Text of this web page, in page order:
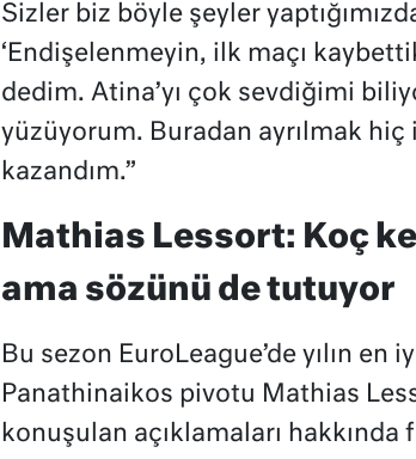
Sizler biz böyle şeyler
‘Endişelenmeyin, ilk maçı
dedim. Atina’yı çok sevdiğimi
yüzüyorum. Buradan ayrılmak hiç
kazandım.”
Mathias Lessort: Koç
ama sözünü de tutuyor
Bu sezon EuroLeague’de yılın en
Panathinaikos pivotu Mathias
konuşulan açıklamaları